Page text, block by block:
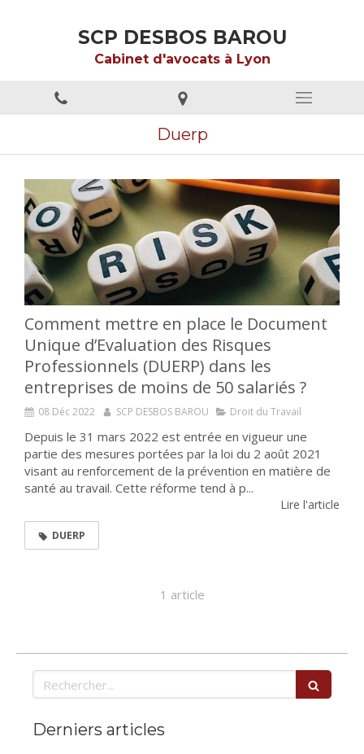
SCP DESBOS BAROU
Cabinet d'avocats à Lyon
Duerp
Comment mettre en place le Document
Unique d’Evaluation des Risques
Professionnels (DUERP) dans les
entreprises de moins de 50 salariés ?
08 Déc 2022 SCP DESBOS BAROU Droit du Travail
Depuis le 31 mars 2022 est entrée en vigueur une
partie des mesures portées par la loi du 2 août 2021
visant au renforcement de la prévention en matière de
santé au travail. Cette réforme tend à p...
Lire l'article
DUERP
1 article
Rechercher
Derniers articles